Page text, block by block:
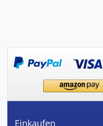
Einkaufen